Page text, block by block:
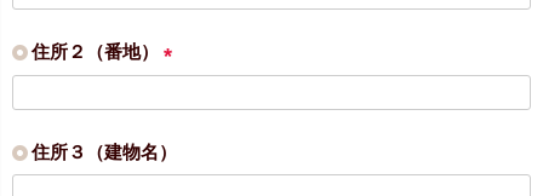
必
住所２（番地）
必
)
住所３（建物名）